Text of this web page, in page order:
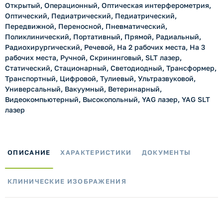
Открытый, Операционный, Оптическая интерферометрия,
Оптический, Педиатрический, Педиатрический,
Передвижной, Переносной, Пневматический,
Поликлинический, Портативный, Прямой, Радиальный,
Радиохирургический, Речевой, На 2 рабочих места, На 3
рабочих места, Ручной, Скрининговый, SLT лазер,
Статический, Стационарный, Светодиодный, Трансформер,
Транспортный, Цифровой, Тулиевый, Ультразвуковой,
Универсальный, Вакуумный, Ветеринарный,
Видеокомпьютерный, Высокопольный, YAG лазер, YAG SLT
лазер
ОПИСАНИЕ ХАРАКТЕРИСТИКИ ДОКУМЕНТЫ
КЛИНИЧЕСКИЕ ИЗОБРАЖЕНИЯ